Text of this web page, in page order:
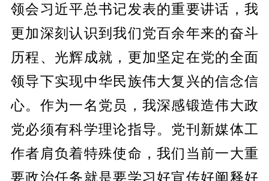
领会习近平总书记发表的重要讲话，我
更加深刻认识到我们党百余年来的奋斗
历程、光辉成就，更加坚定在党的全面
领导下实现中华民族伟大复兴的信念信
心。作为一名党员，我深感锻造伟大政
党必须有科学理论指导。党刊新媒体工
作者肩负着特殊使命，我们当前一大重
要政治任务就是要学习好宣传好阐释好